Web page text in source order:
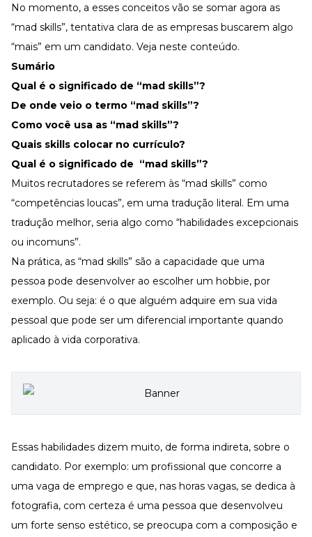
No momento, a esses conceitos vão se somar agora as
“mad skills”, tentativa clara de as empresas buscarem algo
“mais” em um candidato. Veja neste conteúdo.
Sumário
Qual é o significado de “mad skills”?
De onde veio o termo “mad skills”?
Como você usa as “mad skills”?
Quais skills colocar no currículo?
Qual é o significado de “mad skills”?
Muitos recrutadores se referem às “mad skills” como
“competências loucas”, em uma tradução literal. Em uma
tradução melhor, seria algo como “habilidades excepcionais
ou incomuns”.
Na prática, as “mad skills” são a capacidade que uma
pessoa pode desenvolver ao escolher um hobbie, por
exemplo. Ou seja: é o que alguém adquire em sua vida
pessoal que pode ser um diferencial importante quando
aplicado à vida corporativa.
Essas habilidades dizem muito, de forma indireta, sobre o
candidato. Por exemplo: um profissional que concorre a
uma vaga de emprego e que, nas horas vagas, se dedica à
fotografia, com certeza é uma pessoa que desenvolveu
um forte senso estético, se preocupa com a composição e